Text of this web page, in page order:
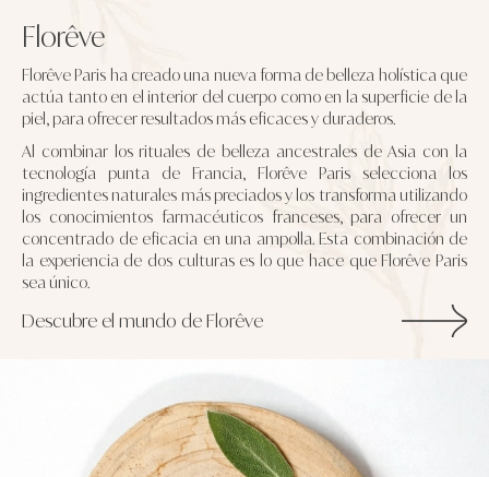
Florêve
Florêve Paris ha creado una nueva forma de belleza holística que
actúa tanto en el interior del cuerpo como en la superficie de la
piel, para ofrecer resultados más eficaces y duraderos.
Al combinar los rituales de belleza ancestrales de Asia con la
tecnología punta de Francia, Florêve Paris selecciona los
ingredientes naturales más preciados y los transforma utilizando
los conocimientos farmacéuticos franceses, para ofrecer un
concentrado de eficacia en una ampolla. Esta combinación de
la experiencia de dos culturas es lo que hace que Florêve Paris
sea único.
Descubre el mundo de Florêve